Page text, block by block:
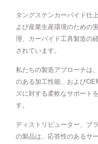
タングステンカーバイド仕
よび産業生産環境のための
理、カーバイド工具製造の
されています。
私たちの製造アプローチは
のある加工性能、および
ズに対する柔軟なサポート
す。
ディストリビューター、ブ
の製品は、応答性のあるサ